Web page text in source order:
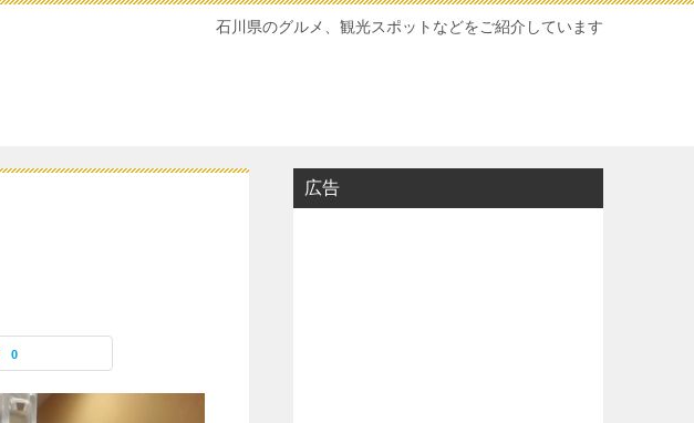
石川県のグルメ、観光スポットなどをご紹介しています
0
広告